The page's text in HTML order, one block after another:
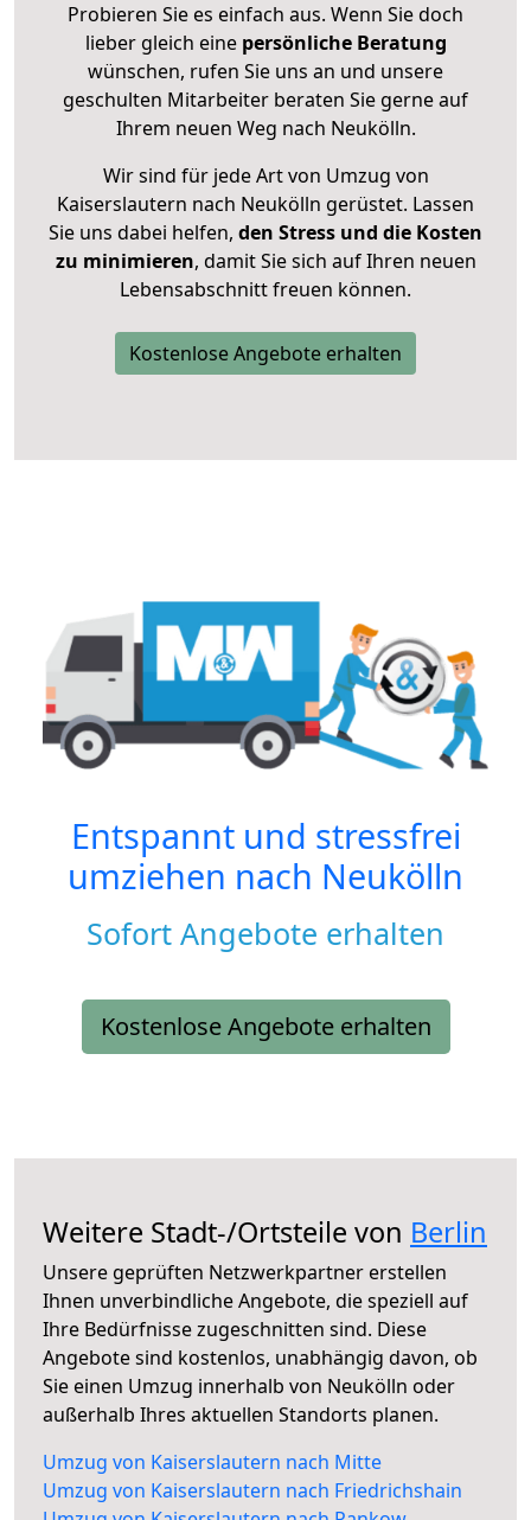
Probieren Sie es einfach aus. Wenn Sie doch
lieber gleich eine persönliche Beratung
wünschen, rufen Sie uns an und unsere
geschulten Mitarbeiter beraten Sie gerne auf
Ihrem neuen Weg nach Neukölln.
Wir sind für jede Art von Umzug von
Kaiserslautern nach Neukölln gerüstet. Lassen
Sie uns dabei helfen, den Stress und die Kosten
zu minimieren, damit Sie sich auf Ihren neuen
Lebensabschnitt freuen können.
Kostenlose Angebote erhalten
Entspannt und stressfrei
umziehen nach Neukölln
Sofort Angebote erhalten
Kostenlose Angebote erhalten
Weitere Stadt-/Ortsteile von Berlin
Unsere geprüften Netzwerkpartner erstellen
Ihnen unverbindliche Angebote, die speziell auf
Ihre Bedürfnisse zugeschnitten sind. Diese
Angebote sind kostenlos, unabhängig davon, ob
Sie einen Umzug innerhalb von Neukölln oder
außerhalb Ihres aktuellen Standorts planen.
Umzug von Kaiserslautern nach Mitte
Umzug von Kaiserslautern nach Friedrichshain